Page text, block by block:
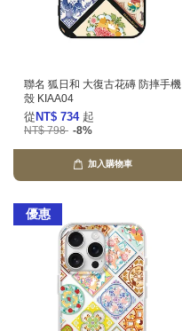
聯名 狐日和 大復古花磚 防摔手機
殼 KIAA04
從 NT$ 734 起
NT$ 798 -8%
加入購物車
優惠